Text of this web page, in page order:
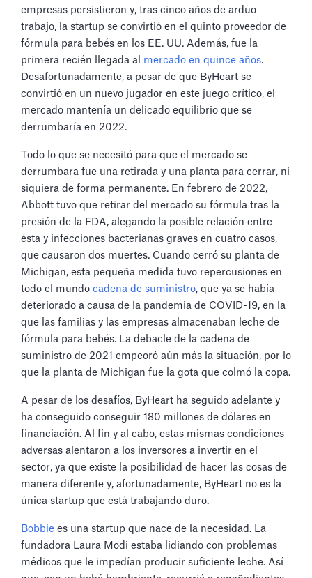
empresas persistieron y, tras cinco años de arduo
trabajo, la startup se convirtió en el quinto proveedor de
fórmula para bebés en los EE. UU. Además, fue la
primera recién llegada al mercado en quince años.
Desafortunadamente, a pesar de que ByHeart se
convirtió en un nuevo jugador en este juego crítico, el
mercado mantenía un delicado equilibrio que se
derrumbaría en 2022.
Todo lo que se necesitó para que el mercado se
derrumbara fue una retirada y una planta para cerrar, ni
siquiera de forma permanente. En febrero de 2022,
Abbott tuvo que retirar del mercado su fórmula tras la
presión de la FDA, alegando la posible relación entre
ésta y infecciones bacterianas graves en cuatro casos,
que causaron dos muertes. Cuando cerró su planta de
Michigan, esta pequeña medida tuvo repercusiones en
todo el mundo cadena de suministro, que ya se había
deteriorado a causa de la pandemia de COVID-19, en la
que las familias y las empresas almacenaban leche de
fórmula para bebés. La debacle de la cadena de
suministro de 2021 empeoró aún más la situación, por lo
que la planta de Michigan fue la gota que colmó la copa.
A pesar de los desafíos, ByHeart ha seguido adelante y
ha conseguido conseguir 180 millones de dólares en
financiación. Al fin y al cabo, estas mismas condiciones
adversas alentaron a los inversores a invertir en el
sector, ya que existe la posibilidad de hacer las cosas de
manera diferente y, afortunadamente, ByHeart no es la
única startup que está trabajando duro.
Bobbie es una startup que nace de la necesidad. La
fundadora Laura Modi estaba lidiando con problemas
médicos que le impedían producir suficiente leche. Así